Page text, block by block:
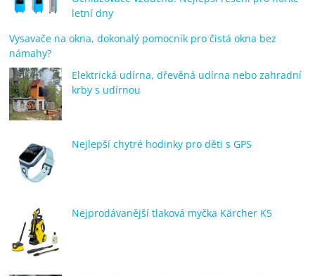
letní dny
Vysavače na okna, dokonalý pomocník pro čistá okna bez
námahy?
Elektrická udírna, dřevěná udírna nebo zahradní
krby s udírnou
Nejlepší chytré hodinky pro děti s GPS
Nejprodávanější tlaková myčka Kärcher K5